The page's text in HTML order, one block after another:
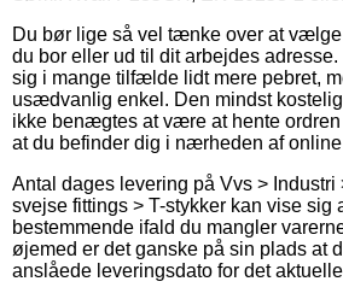
Du bør lige så vel tænke over at
du bor eller ud til dit arbejdes
sig i mange tilfælde lidt mere pebret,
usædvanlig enkel. Den mindst
ikke benægtes at være at hente
at du befinder dig i nærheden af
Antal dages levering på Vvs > Industri
svejse fittings > T-stykker kan vise sig
bestemmende ifald du mangler
øjemed er det ganske på sin plads at
anslåede leveringsdato for det